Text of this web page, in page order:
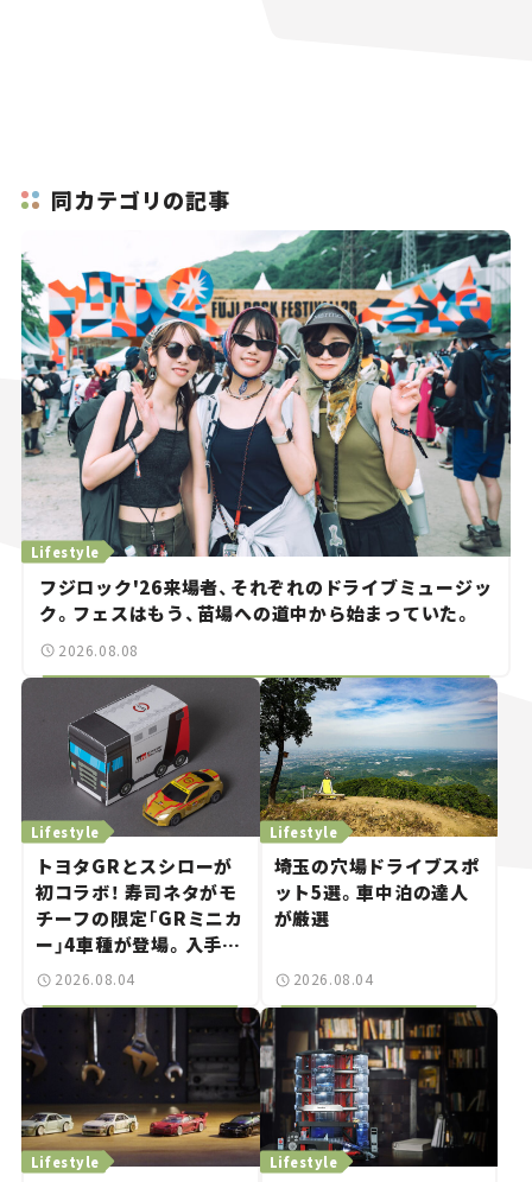
同カテゴリの記事
フジロック'26来場者、それぞれのドライブミュージッ
ク。フェスはもう、苗場への道中から始まっていた。
Lifestyle
2026.08.08
トヨタGRとスシローが
初コラボ！ 寿司ネタがモ
チーフの限定「GRミニカ
ー」4車種が登場。入手方
法は？【クルマとホビー】
Lifestyle
2026.08.04
埼玉の穴場ドライブスポ
ット5選。車中泊の達人
が厳選
Lifestyle
2026.08.04
Lifestyle Lifestyle